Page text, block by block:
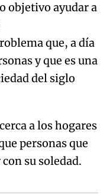
objetivo ayudar a
que, a día
y que es una
del siglo
a los hogares
personas que
su soledad.